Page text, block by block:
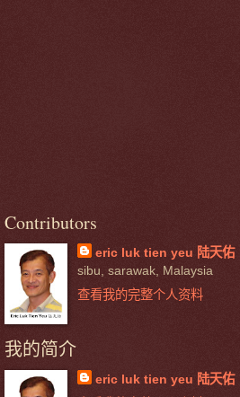
Contributors
eric luk tien yeu 陆天佑
sibu, sarawak, Malaysia
查看我的完整个人资料
我的简介
eric luk tien yeu 陆天佑